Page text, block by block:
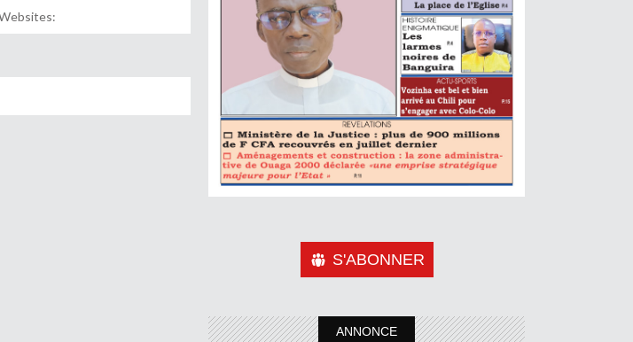
S'ABONNER
ANNONCE